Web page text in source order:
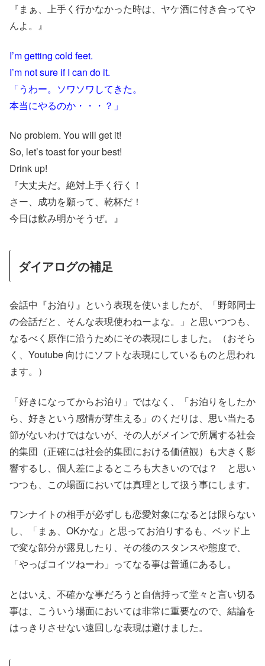
『まぁ、上手く行かなかった時は、ヤケ酒に付き合ってや
んよ。』
I’m getting cold feet.
I’m not sure if I can do it.
「うわー。ソワソワしてきた。
本当にやるのか・・・？」
No problem. You will get it!
So, let’s toast for your best!
Drink up!
『大丈夫だ。絶対上手く行く！
さー、成功を願って、乾杯だ！
今日は飲み明かそうぜ。』
ダイアログの補足
会話中『お泊り』という表現を使いましたが、「野郎同士
の会話だと、そんな表現使わねーよな。」と思いつつも、
なるべく原作に沿うためにその表現にしました。（おそら
く、Youtube 向けにソフトな表現にしているものと思われ
ます。）
「好きになってからお泊り」ではなく、「お泊りをしたか
ら、好きという感情が芽生える」のくだりは、思い当たる
節がないわけではないが、その人がメインで所属する社会
的集団（正確には社会的集団における価値観）も大きく影
響するし、個人差によるところも大きいのでは？ と思い
つつも、この場面においては真理として扱う事にします。
ワンナイトの相手が必ずしも恋愛対象になるとは限らない
し、「まぁ、OKかな」と思ってお泊りするも、ベッド上
で変な部分が露見したり、その後のスタンスや態度で、
「やっぱコイツねーわ」ってなる事は普通にあるし。
とはいえ、不確かな事だろうと自信持って堂々と言い切る
事は、こういう場面においては非常に重要なので、結論を
はっきりさせない遠回しな表現は避けました。